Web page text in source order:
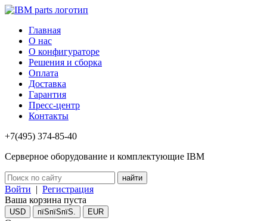
Главная
О нас
О конфигураторе
Решения и сборка
Оплата
Доставка
Гарантия
Пресс-центр
Контакты
+7(495) 374-85-40
Серверное оборудование и комплектующие IBM
Войти | Регистрация
Ваша корзина пуста
USD пїЅпїЅпїЅ. EUR